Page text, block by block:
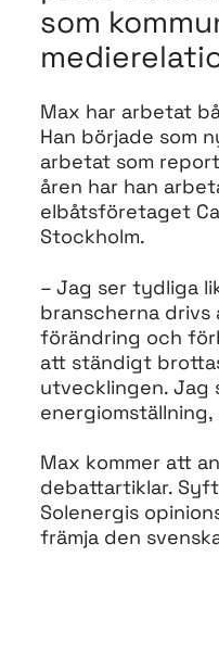
som
Max har arbetat
Han började som
arbetat som
åren har han
elbåtsföretaget
Stockholm.
– Jag ser tydliga
branscherna
förändring och
att ständigt
utvecklingen. Jag
energiomställning,
Max kommer att
debattartiklar.
Solenergis
främja den